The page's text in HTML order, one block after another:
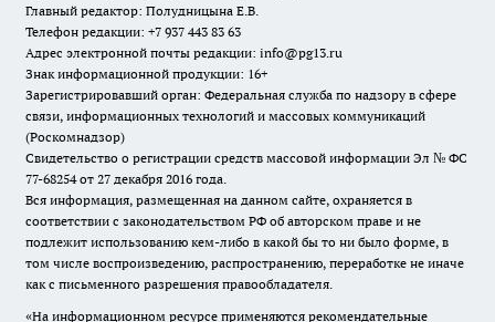
Главный редактор: Полудницына Е.В.
Телефон редакции: +7 937 443 83 63
Адрес электронной почты редакции: info@pg13.ru
Знак информационной продукции: 16+
Зарегистрировавший орган: Федеральная служба по надзору в сфере
связи, информационных технологий и массовых коммуникаций
(Роскомнадзор)
Свидетельство о регистрации средств массовой информации Эл № ФС
77-68254 от 27 декабря 2016 года.
Вся информация, размещенная на данном сайте, охраняется в
соответствии с законодательством РФ об авторском праве и не
подлежит использованию кем-либо в какой бы то ни было форме, в
том числе воспроизведению, распространению, переработке не иначе
как с письменного разрешения правообладателя.
«На информационном ресурсе применяются рекомендательные